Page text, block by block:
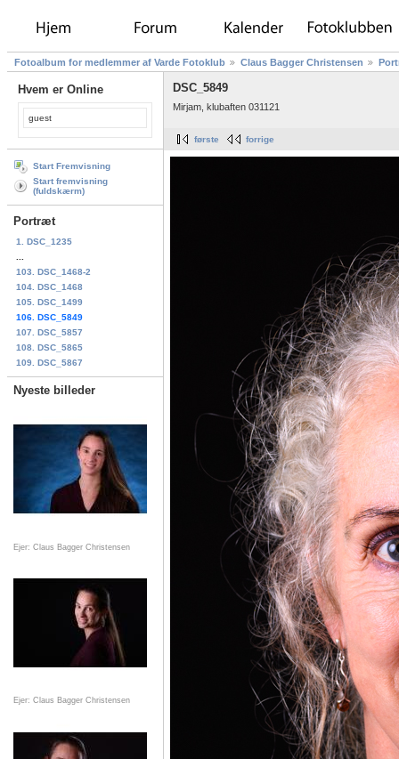
Fotoalbum for medlemmer af Varde Fotoklub Claus Bagger Christensen
Hvem er Online
guest
Start Fremvisning
Start fremvisning
(fuldskærm)
Portræt
1. DSC_1235
103. DSC_1468-2
104. DSC_1468
105. DSC_1499
106. DSC_5849
107. DSC_5857
108. DSC_5865
109. DSC_5867
Nyeste billeder
Ejer: Claus Bagger Christensen
Ejer: Claus Bagger Christensen
DSC_5849
Mirjam, klubaften 031121
første forrige